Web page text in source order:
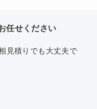
任せください
見積りでも大丈夫で